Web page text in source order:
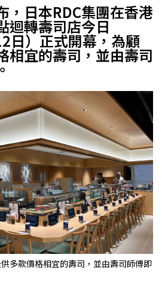
，日本RDC集團在香港
迴轉壽司店今日
日）正式開幕，為顧
相宜的壽司，並由壽司
多款價格相宜的壽司，並由壽司師傅即